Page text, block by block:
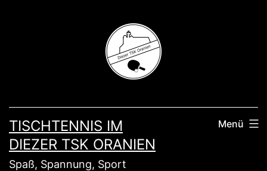
TISCHTENNIS IM
DIEZER TSK ORANIEN
Spaß, Spannung, Sport
Menü